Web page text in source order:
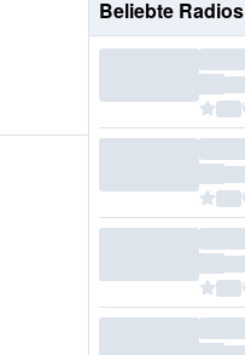
Beliebte Radios